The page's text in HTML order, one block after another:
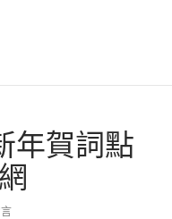
年賀詞點